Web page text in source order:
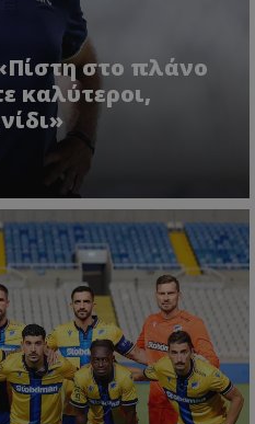
στο πλάνο
καλύτεροι,